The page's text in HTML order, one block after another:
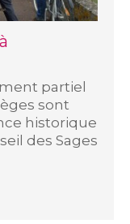
partiel
sont
historique
des Sages